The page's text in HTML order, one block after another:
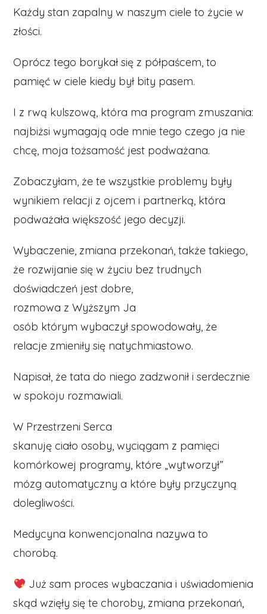
Każdy stan zapalny w naszym ciele to życie w
złości.
Oprócz tego borykał się z półpaścem, to
pamięć w ciele kiedy był bity pasem.
I z rwą kulszową, która ma program zmuszania:
najbiżsi wymagają ode mnie tego czego ja nie
chcę, moja tożsamość jest podważana.
Zobaczyłam, że te wszystkie problemy były
wynikiem relacji z ojcem i partnerką, która
podważała większość jego decyzji.
Wybaczenie, zmiana przekonań, także takiego,
że rozwijanie się w życiu bez trudnych
doświadczeń jest dobre,
rozmowa z Wyższym Ja
osób którym wybaczył spowodowały, że
relacje zmieniły się natychmiastowo.
Napisał, że tata do niego zadzwonił i serdecznie
w spokoju rozmawiali.
W Przestrzeni Serca
skanuję ciało osoby, wyciągam z pamięci
komórkowej programy, które „wytworzył”
mózg automatyczny a które były przyczyną
dolegliwości.
Medycyna konwencjonalna nazywa to
chorobą.
Już sam proces wybaczania i uświadomienia
skąd wzięły się te choroby, zmiana przekonań,